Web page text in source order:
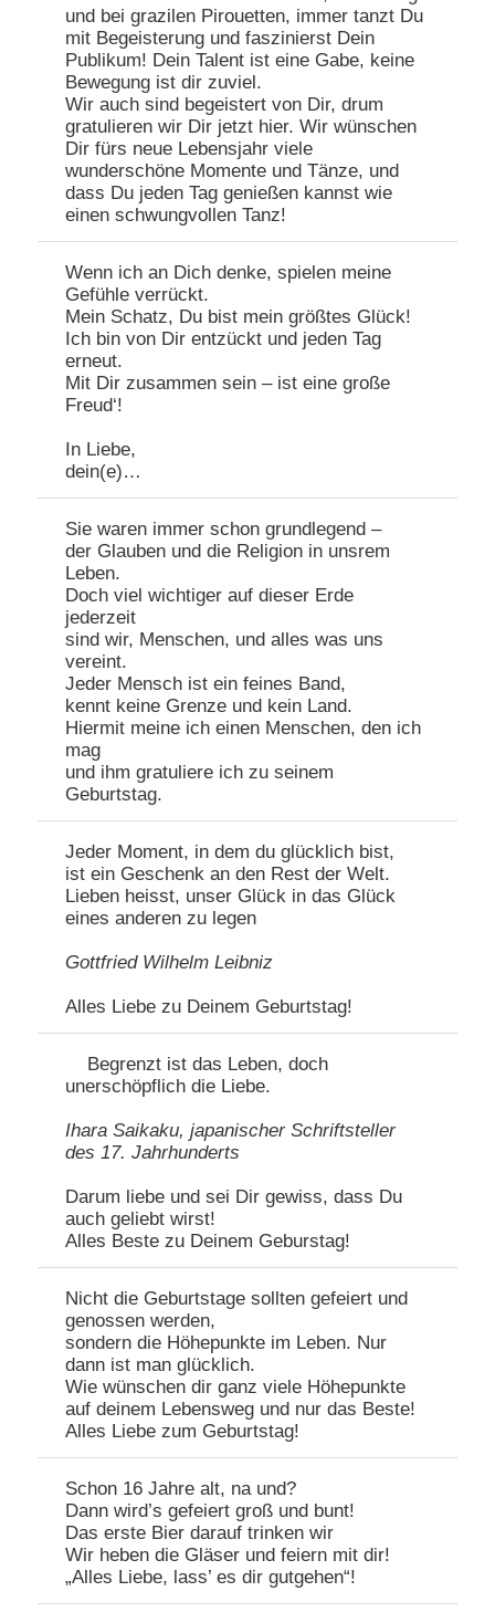
und bei grazilen Pirouetten, immer tanzt Du
mit Begeisterung und faszinierst Dein
Publikum! Dein Talent ist eine Gabe, keine
Bewegung ist dir zuviel.
Wir auch sind begeistert von Dir, drum
gratulieren wir Dir jetzt hier. Wir wünschen
Dir fürs neue Lebensjahr viele
wunderschöne Momente und Tänze, und
dass Du jeden Tag genießen kannst wie
einen schwungvollen Tanz!
Wenn ich an Dich denke, spielen meine
Gefühle verrückt.
Mein Schatz, Du bist mein größtes Glück!
Ich bin von Dir entzückt und jeden Tag
erneut.
Mit Dir zusammen sein – ist eine große
Freud‘!
In Liebe,
dein(e)…
Sie waren immer schon grundlegend –
der Glauben und die Religion in unsrem
Leben.
Doch viel wichtiger auf dieser Erde
jederzeit
sind wir, Menschen, und alles was uns
vereint.
Jeder Mensch ist ein feines Band,
kennt keine Grenze und kein Land.
Hiermit meine ich einen Menschen, den ich
mag
und ihm gratuliere ich zu seinem
Geburtstag.
Jeder Moment, in dem du glücklich bist,
ist ein Geschenk an den Rest der Welt.
Lieben heisst, unser Glück in das Glück
eines anderen zu legen
Gottfried Wilhelm Leibniz
Alles Liebe zu Deinem Geburtstag!
Begrenzt ist das Leben, doch
unerschöpflich die Liebe.
Ihara Saikaku, japanischer Schriftsteller
des 17. Jahrhunderts
Darum liebe und sei Dir gewiss, dass Du
auch geliebt wirst!
Alles Beste zu Deinem Geburstag!
Nicht die Geburtstage sollten gefeiert und
genossen werden,
sondern die Höhepunkte im Leben. Nur
dann ist man glücklich.
Wie wünschen dir ganz viele Höhepunkte
auf deinem Lebensweg und nur das Beste!
Alles Liebe zum Geburtstag!
Schon 16 Jahre alt, na und?
Dann wird’s gefeiert groß und bunt!
Das erste Bier darauf trinken wir
Wir heben die Gläser und feiern mit dir!
„Alles Liebe, lass’ es dir gutgehen“!